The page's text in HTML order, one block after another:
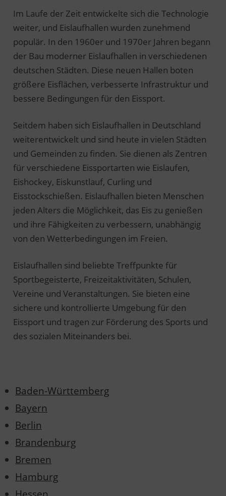
Im Laufe der Zeit entwickelte sich die Technologie
weiter, und Eislaufhallen wurden zunehmend
populär. In den 1960er und 1970er Jahren begann
der Bau moderner Eislaufhallen in verschiedenen
deutschen Städten. Diese neuen Hallen boten
größere Eisflächen, verbesserte Infrastruktur und
bessere Bedingungen für den Eissport.
Seitdem haben sich Eislaufhallen in Deutschland
weiterentwickelt und sind heute in vielen Städten
und Gemeinden zu finden. Sie dienen als Zentren
für verschiedene Eissportarten wie Eislaufen,
Eishockey, Eiskunstlauf, Curling und
Eisstockschießen. Eislaufhallen bieten Menschen
jeden Alters die Möglichkeit, das Eis zu genießen
und ihre Fähigkeiten zu verbessern, unabhängig
von den Wetterbedingungen im Freien.
Eislaufhallen sind beliebte Treffpunkte für
Sportbegeisterte, Freizeitaktivitäten, Schulen,
Vereine und Veranstaltungen. Sie bieten eine
sichere und kontrollierte Umgebung für den
Eissport und tragen zur Förderung des Sports und
des sozialen Miteinanders bei.
Baden-Württemberg
Bayern
Berlin
Brandenburg
Bremen
Hamburg